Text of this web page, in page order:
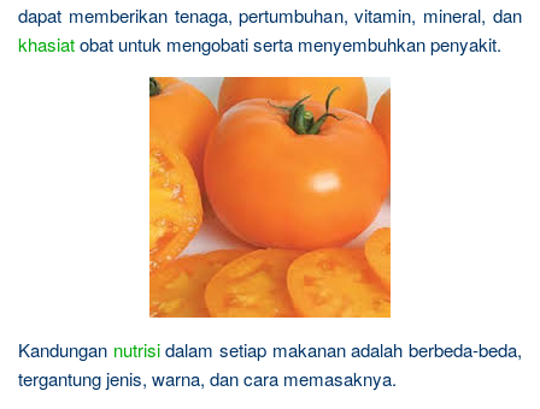
dapat memberikan tenaga, pertumbuhan, vitamin, mineral, dan
khasiatobat untuk mengobati serta menyembuhkan penyakit.
Kandungan nutrisidalam setiap makanan adalah berbeda-beda,
tergantung jenis, warna, dan cara memasaknya.